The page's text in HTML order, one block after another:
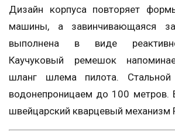
Дизайн корпуса повторяет
машины, а завинчивающаяся
выполнена в виде
Каучуковый ремешок
шланг шлема пилота.
водонепроницаем до 100 метров.
швейцарский кварцевый механизм